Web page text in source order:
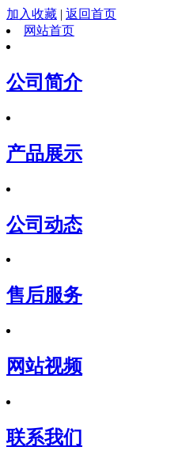
加入收藏 | 返回首页
网站首页
公司简介
产品展示
公司动态
售后服务
网站视频
联系我们